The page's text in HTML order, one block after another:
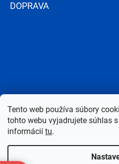
Tento web používa súbory
tohto webu vyjadrujete súhlas
informácií tu.
DOPRAVA